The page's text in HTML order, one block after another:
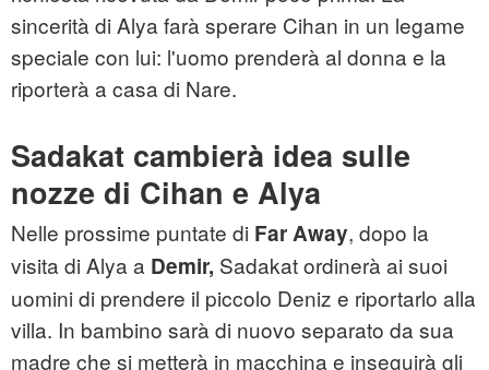
sincerità di Alya farà sperare Cihan in un legame
speciale con lui: l'uomo prenderà al donna e la
riporterà a casa di Nare.
Sadakat cambierà idea sulle
nozze di Cihan e Alya
Nelle prossime puntate di Far Away, dopo la
visita di Alya a Demir, Sadakat ordinerà ai suoi
uomini di prendere il piccolo Deniz e riportarlo alla
villa. In bambino sarà di nuovo separato da sua
madre che si metterà in macchina e inseguirà gli